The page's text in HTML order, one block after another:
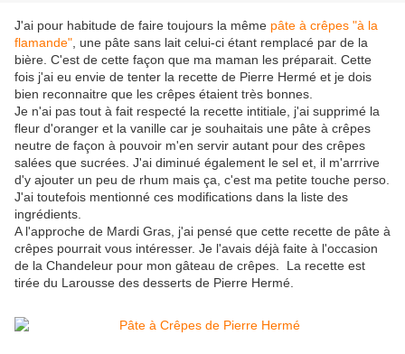
J'ai pour habitude de faire toujours la même pâte à crêpes "à la
flamande" , une pâte sans lait celui-ci étant remplacé par de la
bière. C'est de cette façon que ma maman les préparait. Cette
fois j'ai eu envie de tenter la recette de Pierre Hermé et je dois
bien reconnaitre que les crêpes étaient très bonnes.
Je n'ai pas tout à fait respecté la recette intitiale, j'ai supprimé la
fleur d'oranger et la vanille car je souhaitais une pâte à crêpes
neutre de façon à pouvoir m'en servir autant pour des crêpes
salées que sucrées. J'ai diminué également le sel et, il m'arrrive
d'y ajouter un peu de rhum mais ça, c'est ma petite touche perso.
J'ai toutefois mentionné ces modifications dans la liste des
ingrédients.
A l'approche de Mardi Gras, j'ai pensé que cette recette de pâte à
crêpes pourrait vous intéresser. Je l'avais déjà faite à l'occasion
de la Chandeleur pour mon gâteau de crêpes. La recette est
tirée du Larousse des desserts de Pierre Hermé.